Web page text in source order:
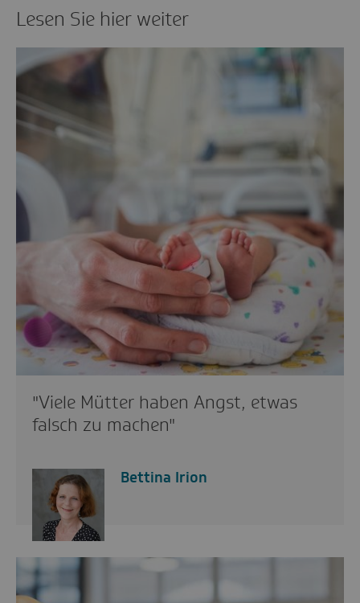
Lesen Sie hier weiter
"Viele Mütter haben Angst, etwas
falsch zu machen"
Bettina Irion